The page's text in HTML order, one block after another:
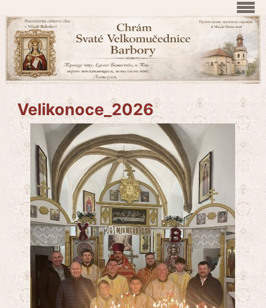
Velikonoce_2026